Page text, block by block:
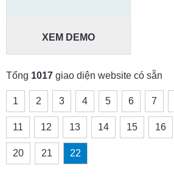
XEM DEMO
Tổng 1017 giao diện website có sẵn
1 2 3 4 5 6 7
11 12 13 14 15 16
20 21 22